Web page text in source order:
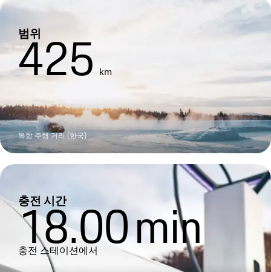
범위
425 km
복합 주행 거리 (한국)
충전 시간
18.00min
충전 스테이션에서